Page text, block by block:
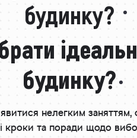
будинку?
будинку?
нелегким
та поради щодо